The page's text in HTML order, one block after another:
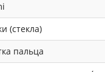
(стекла)
пальца